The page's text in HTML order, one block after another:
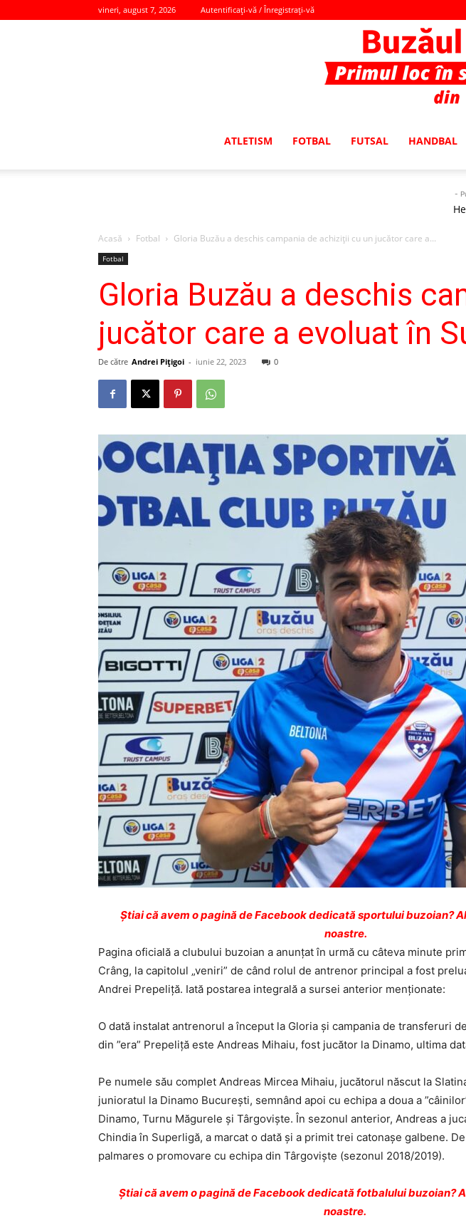
vineri, august 7, 2026 Autentificați-vă / Înregistrați-vă
ATLETISM FOTBAL FUTSAL HANDBAL
-
Acasă Fotbal Gloria Buzău a deschis campania de achiziţii cu un jucător care a...
Fotbal
Gloria Buzău a deschis
jucător care a evoluat în
De către Andrei Pițigoi - iunie 22, 2023 0
Ştiai că avem o pagină de Facebook dedicată sportului buzoian?
noastre.
Pagina oficială a clubului buzoian a anunţat în urmă cu câteva minute
Crâng, la capitolul „veniri” de când rolul de antrenor principal a fost
Andrei Prepeliţă. Iată postarea integrală a sursei anterior menţionate:
O dată instalat antrenorul a început la Gloria și campania de transferuri
din ”era” Prepeliță este Andreas Mihaiu, fost jucător la Dinamo, ultima
Pe numele său complet Andreas Mircea Mihaiu, jucătorul născut la
junioratul la Dinamo București, semnând apoi cu echipa a doua a
Dinamo, Turnu Măgurele și Târgoviște. În sezonul anterior, Andreas a
Chindia în Superligă, a marcat o dată și a primit trei catonașe galbene.
palmares o promovare cu echipa din Târgoviște (sezonul 2018/2019).
Ştiai că avem o pagină de Facebook dedicată fotbalului buzoian?
noastre.